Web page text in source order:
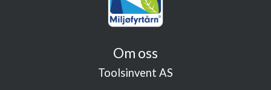
Om oss
Toolsinvent AS